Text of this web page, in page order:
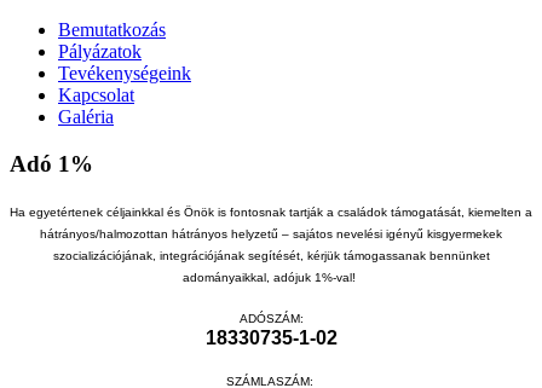
Bemutatkozás
Pályázatok
Tevékenységeink
Kapcsolat
Galéria
Adó 1%
Ha egyetértenek céljainkkal és Önök is fontosnak tartják a családok támogatását, kiemelten a
hátrányos/halmozottan hátrányos helyzetű – sajátos nevelési igényű kisgyermekek
szocializációjának, integrációjának segítését, kérjük támogassanak bennünket
adományaikkal, adójuk 1%-val!
ADÓSZÁM:
18330735-1-02
SZÁMLASZÁM: